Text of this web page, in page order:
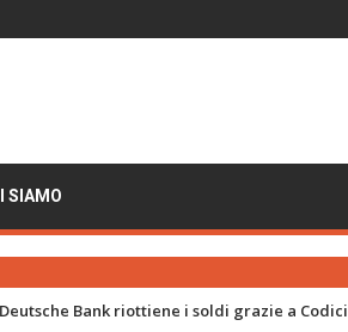
SIAMO
Bank riottiene i soldi grazie a Codici